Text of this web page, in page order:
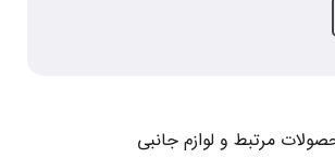
مرتبط و لوازم جانبی